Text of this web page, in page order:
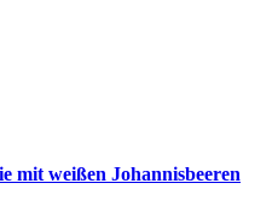
mit weißen Johannisbeeren